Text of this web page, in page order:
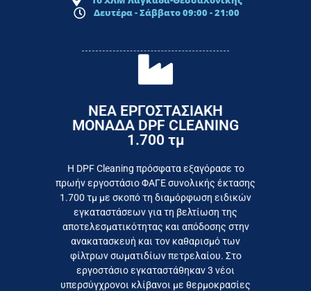
Δευτέρα - Σάββατο 09:00 - 21:00
ΝΕΑ ΕΡΓΟΣΤΑΣΙΑΚΗ
ΜΟΝΑΔΑ DPF CLEANING
1.700 τμ
Η DPF Cleaning πρόσφατα εξαγόρασε το
πρωήν εργοστάσιο ΦΑΓΕ συνολικής έκτασης
1.700 τμ με σκοπό τη διαμόρφωση ειδικών
εγκαταστάσεων για τη βελτίωση της
αποτελεσματικότητας και απόδοσης στην
ανακατασκευή και τον καθαρισμό των
φίλτρων σωματιδίων πετρελαίου. Στο
εργοστάσιο εγκαταστάθηκαν 3 νέοι
υπερσύγχρονοι κλίβανοι με θερμοκρασίες
Εργαζόμαστε καθημερινά για
το συμφέρον του τελικού
καταναλωτή